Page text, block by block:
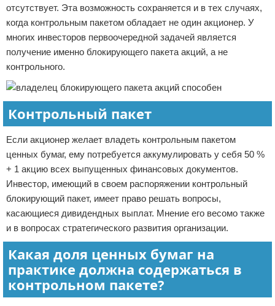
отсутствует. Эта возможность сохраняется и в тех случаях,
когда контрольным пакетом обладает не один акционер. У
многих инвесторов первоочередной задачей является
получение именно блокирующего пакета акций, а не
контрольного.
Контрольный пакет
Если акционер желает владеть контрольным пакетом
ценных бумаг, ему потребуется аккумулировать у себя 50 %
+ 1 акцию всех выпущенных финансовых документов.
Инвестор, имеющий в своем распоряжении контрольный
блокирующий пакет, имеет право решать вопросы,
касающиеся дивидендных выплат. Мнение его весомо также
и в вопросах стратегического развития организации.
Какая доля ценных бумаг на
практике должна содержаться в
контрольном пакете?